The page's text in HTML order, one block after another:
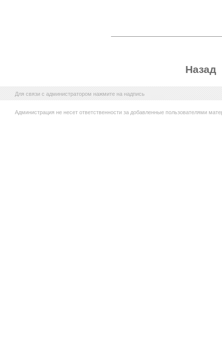
Назад
Для связи с администратором нажмите на надпись
Администрация не несет ответственности за добавленные пользователями